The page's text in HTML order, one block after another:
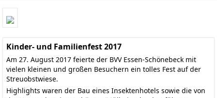
Kinder- und Familienfest 2017
Am 27. August 2017 feierte der BVV Essen-Schönebeck mit
vielen kleinen und großen Besuchern ein tolles Fest auf der
Streuobstwiese.
Highlights waren der Bau eines Insektenhotels sowie die von